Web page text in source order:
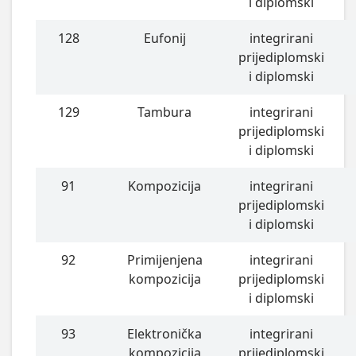
128 Eufonij
integrirani
prijediplomski
i diplomski
129 Tambura
integrirani
prijediplomski
i diplomski
91 Kompozicija
integrirani
prijediplomski
i diplomski
92
Primijenjena
kompozicija
integrirani
prijediplomski
i diplomski
93
Elektronička
integrirani